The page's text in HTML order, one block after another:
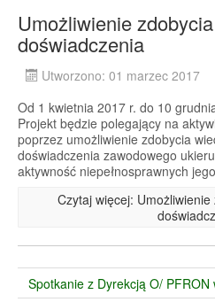
Umożliwienie
doświadczenia
Utworzono: 01 marzec 2017
Od 1 kwietnia 2017 r. do 10
Projekt będzie polegający na
poprzez umożliwienie zdobycia
doświadczenia zawodowego
aktywność niepełnosprawnych
Czytaj więcej:
Spotkanie z Dyrekcją O/ PFRON